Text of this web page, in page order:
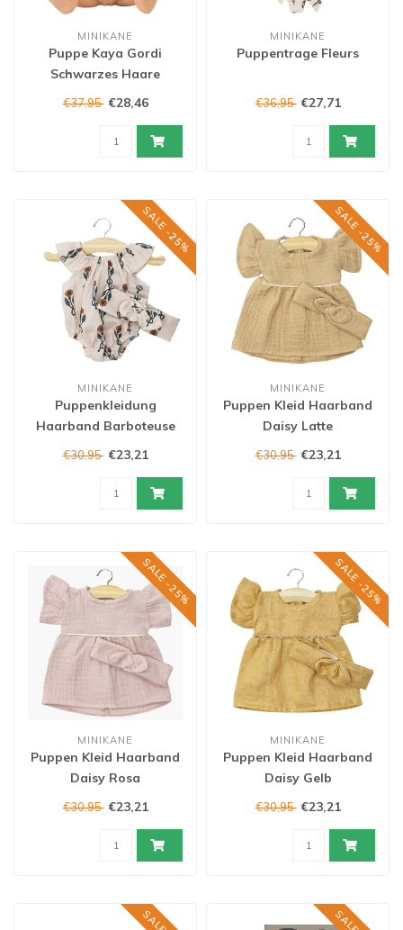
MINIKANE
Puppe Kaya Gordi
Schwarzes Haare
€37,95 €28,46
MINIKANE
Puppentrage Fleurs
€36,95 €27,71
SALE -25%
MINIKANE
Puppenkleidung
Haarband Barboteuse
€30,95 €23,21
SALE -25%
MINIKANE
Puppen Kleid Haarband
Daisy Latte
€30,95 €23,21
SALE -25%
MINIKANE
Puppen Kleid Haarband
Daisy Rosa
€30,95 €23,21
SALE -25%
MINIKANE
Puppen Kleid Haarband
Daisy Gelb
€30,95 €23,21